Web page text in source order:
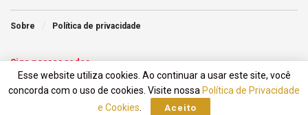
Sobre Política de privacidade
Siga nossas redes
Esse website utiliza cookies. Ao continuar a usar este site, você
concorda com o uso de cookies. Visite nossa Política de Privacidade
e Cookies
Aceito